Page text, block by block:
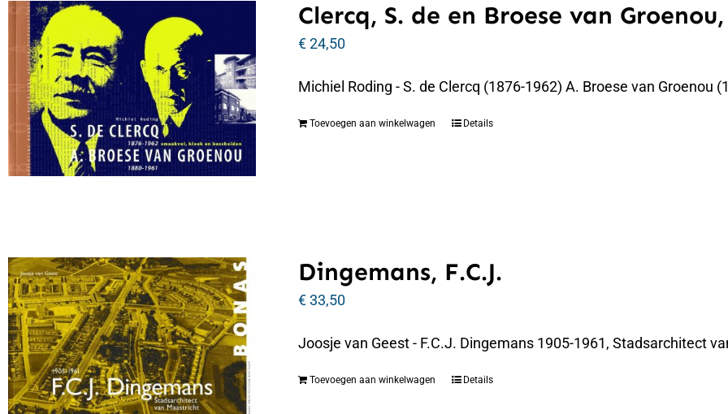
Clercq, S. de en Broese van
€24,50
Michiel Roding - S. de Clercq (1876-1962) A. Broese van Groenou
Toevoegen aan winkelwagen Details
Dingemans, F.C.J.
€33,50
Joosje van Geest - F.C.J. Dingemans 1905-1961, Stadsarchitect
Toevoegen aan winkelwagen Details